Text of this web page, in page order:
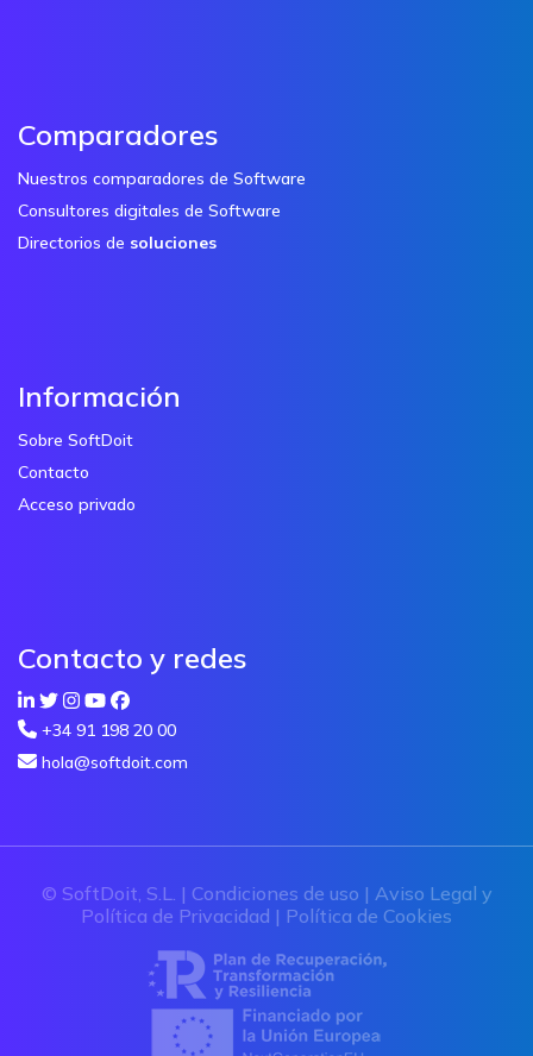
Comparadores
Nuestros comparadores de Software
Consultores digitales de Software
Directorios de soluciones
Información
Sobre SoftDoit
Contacto
Acceso privado
Contacto y redes
+34 91 198 20 00
hola@softdoit.com
© SoftDoit, S.L. | Condiciones de uso | Aviso Legal y
Política de Privacidad | Política de Cookies